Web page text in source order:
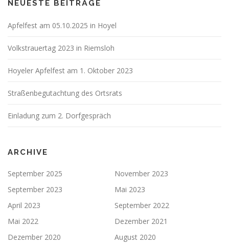
NEUESTE BEITRÄGE
Apfelfest am 05.10.2025 in Hoyel
Volkstrauertag 2023 in Riemsloh
Hoyeler Apfelfest am 1. Oktober 2023
Straßenbegutachtung des Ortsrats
Einladung zum 2. Dorfgespräch
ARCHIVE
September 2025
November 2023
September 2023
Mai 2023
April 2023
September 2022
Mai 2022
Dezember 2021
Dezember 2020
August 2020